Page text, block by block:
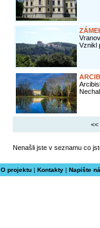
Vznikl
<<
Nenašli jste v seznamu co
O projektu| Kontakty| Napište